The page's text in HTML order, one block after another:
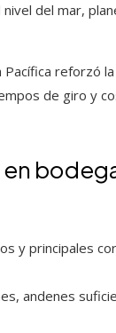
del mar,
reforzó
de giro y
y principales
andenes